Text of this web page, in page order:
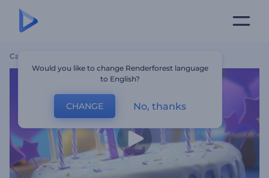
Casa
Would you like to change Renderforest language
to English?
CHANGE No, thanks